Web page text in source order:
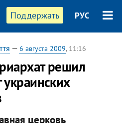
Поддержать РУС
— 6 августа 2009, 11:16
решил
украинских
церковь